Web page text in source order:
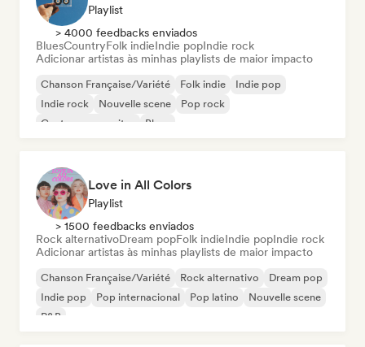
Playlist
> 4000 feedbacks enviados
BluesCountryFolk indieIndie popIndie rock
Adicionar artistas às minhas playlists de maior impacto
Chanson Française/Variété Folk indie
Indie pop
Indie rock
Nouvelle scene
Pop rock
Cantor-compositor
Blues
Love in All Colors
Playlist
> 1500 feedbacks enviados
Rock alternativoDream popFolk indieIndie popIndie rock
Adicionar artistas às minhas playlists de maior impacto
Chanson Française/Variété Rock alternativo
Dream pop
Indie pop
Pop internacional Pop latino
Nouvelle scene
R&B